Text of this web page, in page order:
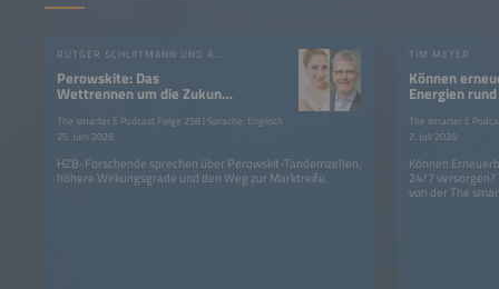
RUTGER SCHLATMANN UND ANGELIKA HARTER
Perowskite: Das
Wettrennen um die Zukunft
The smarter E Podcast Folge 258 | Sprache: Englisch
25. Juni 2026
HZB-Forschende sprechen über Perowskit-Tandemzellen,
höhere Wirkungsgrade und den Weg zur Marktreife.
TIM MEYER
Können
Energien
Strom liefern?
The smarter E
2. Juli 2026
Können
24/7 versorgen?
von der The